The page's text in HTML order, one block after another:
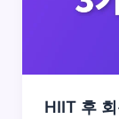
HIIT 후